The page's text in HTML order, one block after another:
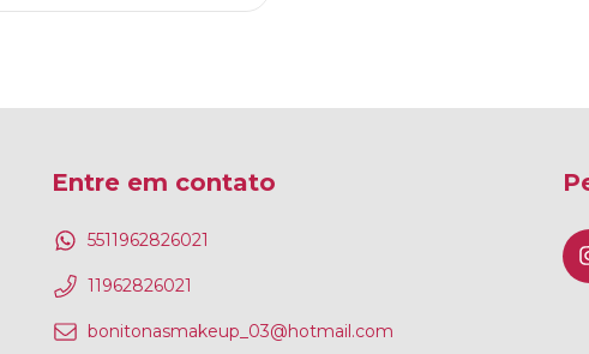
Entre em contato
5511962826021
11962826021
bonitonasmakeup_03@hotmail.com